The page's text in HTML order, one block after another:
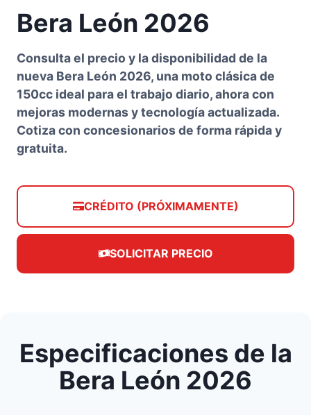
Bera León 2026
Consulta el precio y la disponibilidad de la
nueva Bera León 2026, una moto clásica de
150cc ideal para el trabajo diario, ahora con
mejoras modernas y tecnología actualizada.
Cotiza con concesionarios de forma rápida y
gratuita.
CRÉDITO (PRÓXIMAMENTE)
SOLICITAR PRECIO
Especificaciones de la
Bera León 2026